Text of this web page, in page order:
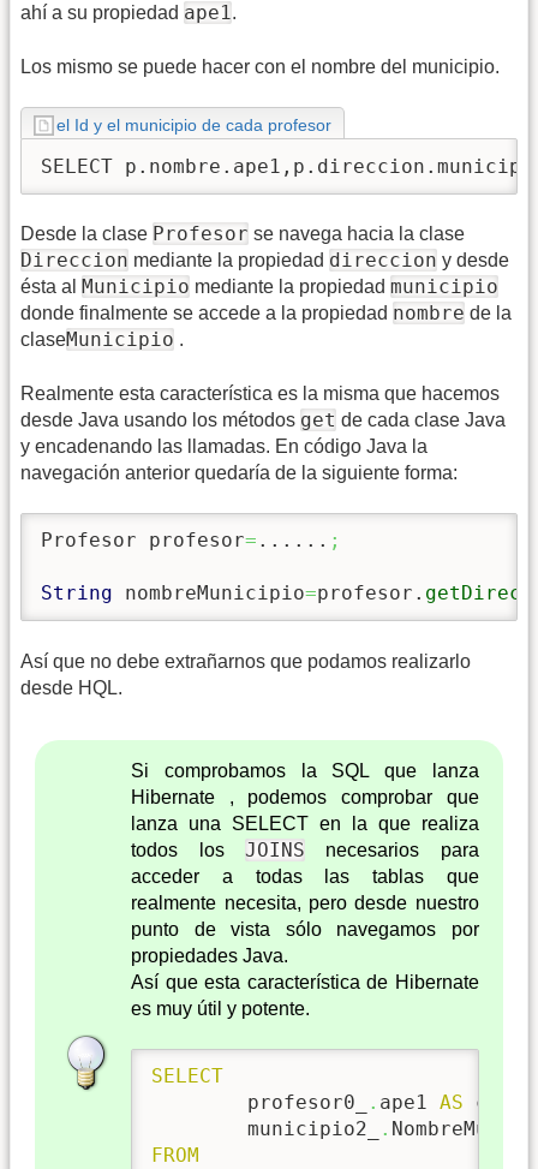
ahí a su propiedad ape1.
Los mismo se puede hacer con el nombre del municipio.
el Id y el municipio de cada profesor
SELECT
Desde la clase Profesor se navega hacia la clase
Direccion mediante la propiedad direccion y desde
ésta al
Municipio mediante la propiedad municipio
donde finalmente se accede a la propiedad nombre de la
claseMunicipio .
Realmente esta característica es la misma que hacemos
desde Java usando los métodos get de cada clase Java
y encadenando las llamadas. En código Java la
navegación anterior quedaría de la siguiente forma:
Profesor profesor= ...... ;
String nombreMunicipio=profesor.
Así que no debe extrañarnos que podamos realizarlo
desde HQL.
Si comprobamos la SQL que lanza
Hibernate , podemos comprobar que
lanza una SELECT en la que realiza
todos los JOINS necesarios para
acceder a todas las tablas que
realmente necesita, pero desde nuestro
punto de vista sólo navegamos por
propiedades Java.
Así que esta característica de Hibernate
es muy útil y potente.
SELECT
	profesor0_
. ape1 AS
	municipio2_
.
FROM